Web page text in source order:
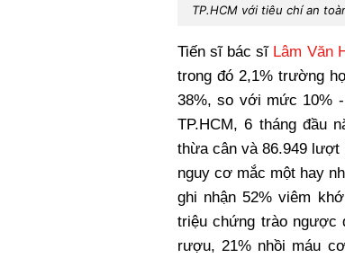
TP.HCM với tiêu chí an
Tiến sĩ bác sĩ Lâm Văn
trong đó 2,1% trường
38%, so với mức 10%
TP.HCM, 6 tháng đầu
thừa cân và 86.949 lượt
nguy cơ mắc một hay
ghi nhận 52% viêm
triệu chứng trào ngược
rượu, 21% nhồi máu